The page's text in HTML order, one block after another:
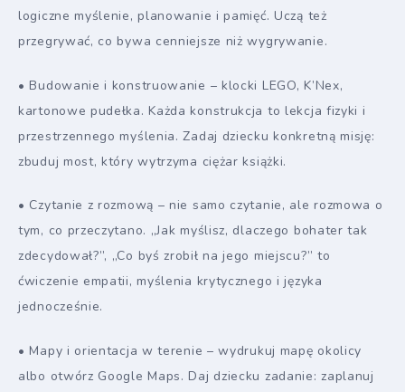
logiczne myślenie, planowanie i pamięć. Uczą też
przegrywać, co bywa cenniejsze niż wygrywanie.
• Budowanie i konstruowanie – klocki LEGO, K’Nex,
kartonowe pudełka. Każda konstrukcja to lekcja fizyki i
przestrzennego myślenia. Zadaj dziecku konkretną misję:
zbuduj most, który wytrzyma ciężar książki.
• Czytanie z rozmową – nie samo czytanie, ale rozmowa o
tym, co przeczytano. „Jak myślisz, dlaczego bohater tak
zdecydował?”, „Co byś zrobił na jego miejscu?” to
ćwiczenie empatii, myślenia krytycznego i języka
jednocześnie.
• Mapy i orientacja w terenie – wydrukuj mapę okolicy
albo otwórz Google Maps. Daj dziecku zadanie: zaplanuj